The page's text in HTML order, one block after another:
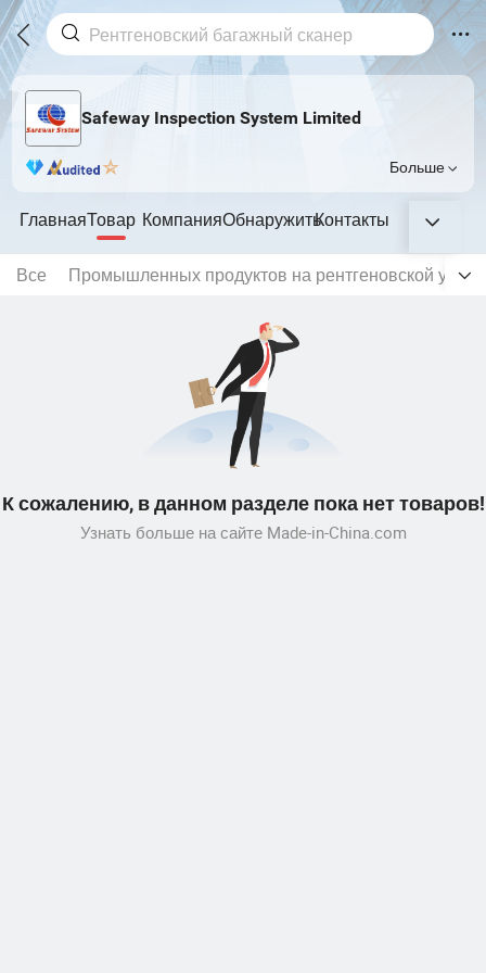
Safeway Inspection System Limited
Больше
ГлавнаяТовар КомпанияОбнаружитьКонтакты
Все Промышленных продуктов на рентгеновской
К сожалению, в данном разделе пока нет товаров!
Узнать больше на сайте Made-in-China.com